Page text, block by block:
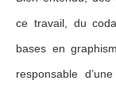
ce travail, du
bases en
responsable